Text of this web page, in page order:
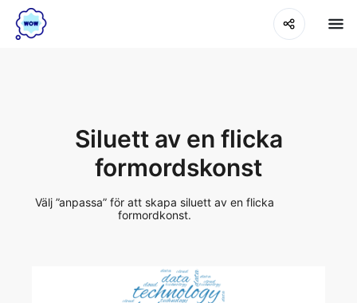
Siluett av en flicka
formordskonst
Välj ”anpassa” för att skapa siluett av en flicka
formordkonst.